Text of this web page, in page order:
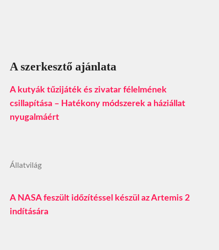
A szerkesztő ajánlata
A kutyák tűzijáték és zivatar félelmének
csillapítása – Hatékony módszerek a háziállat
nyugalmáért
Állatvilág
A NASA feszült időzítéssel készül az Artemis 2
indítására